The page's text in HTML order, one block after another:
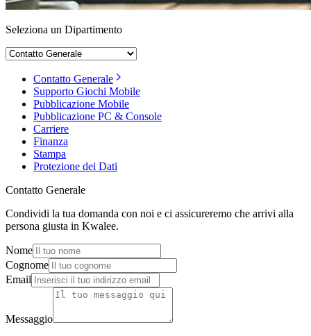
Seleziona un Dipartimento
Contatto Generale
Supporto Giochi Mobile
Pubblicazione Mobile
Pubblicazione PC & Console
Carriere
Finanza
Stampa
Protezione dei Dati
Contatto Generale
Condividi la tua domanda con noi e ci assicureremo che arrivi alla
persona giusta in Kwalee.
Nome
Cognome
Email
Messaggio